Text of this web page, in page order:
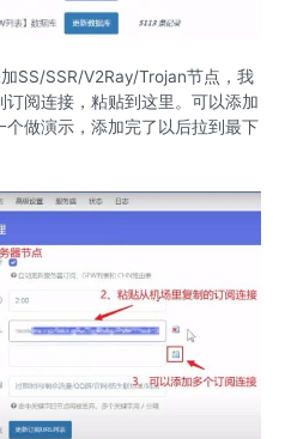
SS/SSR/V2Ray/Trojan节点，我
阅连接，粘贴到这里。可以添加
做演示，添加完了以后拉到最下